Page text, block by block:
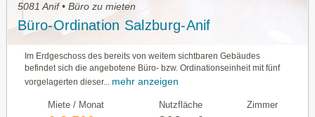
5081 Anif • Büro zu mieten
Büro-Ordination Salzburg-Anif
Im Erdgeschoss des bereits von weitem sichtbaren Ge­bäudes
befindet sich die angebotene Büro- bzw. Ordi­nationseinheit mit fünf
vorgelagerten dieser... mehr anzeigen
Miete / Monat Nutzfläche Zimmer